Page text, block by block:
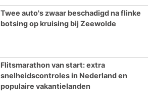
Twee auto's zwaar beschadigd na flinke
botsing op kruising bij Zeewolde
Flitsmarathon van start: extra
snelheidscontroles in Nederland en
populaire vakantielanden